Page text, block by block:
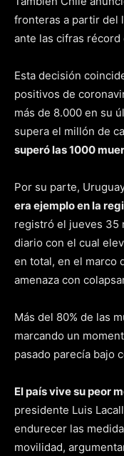
fronteras a partir del
ante las cifras
Esta decisión
positivos de
más de 8.000 en su
supera el millón de
superó las 1000
Por su parte,
era ejemplo en la
registró el jueves 35
diario con el cual
en total, en el marco
amenaza con
Más del 80% de las
marcando un
pasado parecía bajo
El país vive su peor
presidente Luis
endurecer las
movilidad,